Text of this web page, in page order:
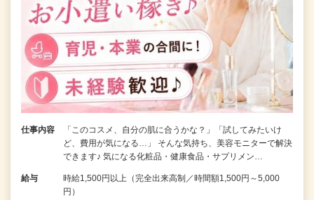
仕事内容
「このコスメ、自分の肌に合うかな？」「試してみたいけ
ど、費用が気になる…」 そんな気持ち、美容モニターで解決
できます♪ 気になる化粧品・健康食品・サプリメン…
給与
時給1,500円以上（完全出来高制／時間額1,500円～5,000
円）